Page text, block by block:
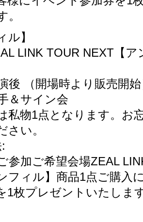
。
ル】
LINK TOUR NEXT【ア
後 （開場時より販売開
＆サイン会
私物1点となります。お
さい。
参加ご希望会場ZEAL
フィル】商品1点ご購入
1枚プレゼントいたしま